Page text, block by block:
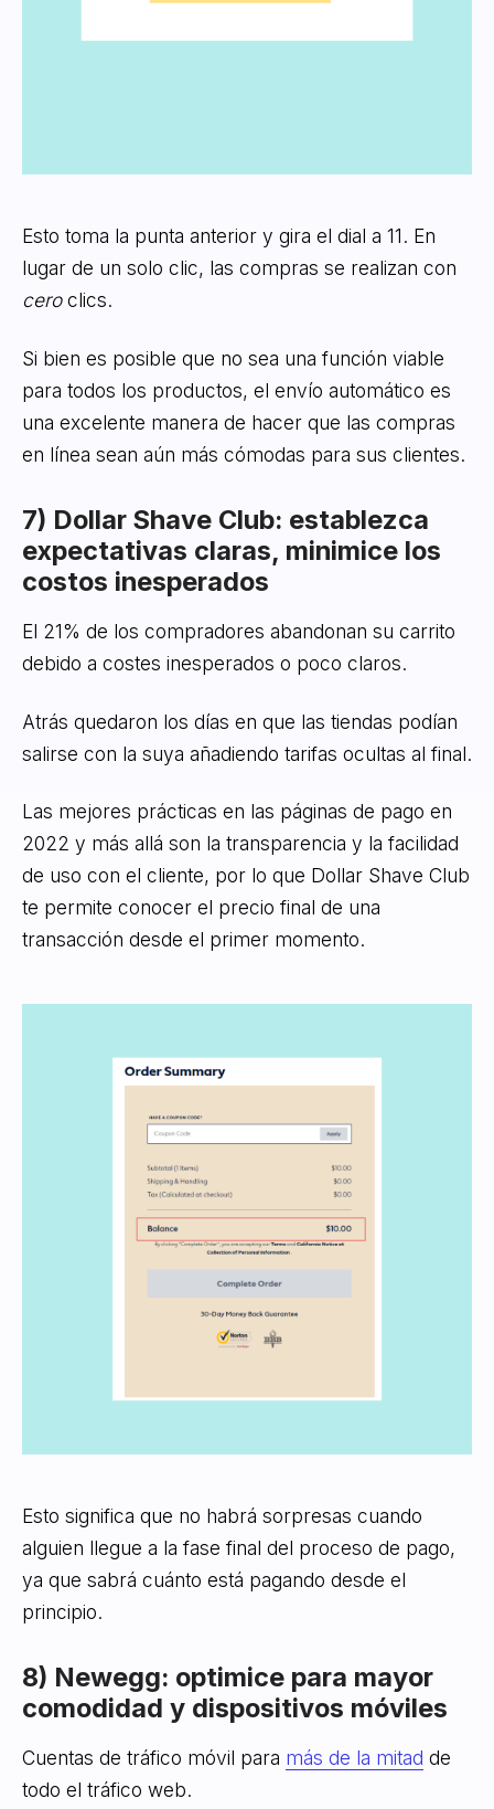
Esto toma la punta anterior y gira el dial a 11. En
lugar de un solo clic, las compras se realizan con
ceroclics.
Si bien es posible que no sea una función viable
para todos los productos, el envío automático es
una excelente manera de hacer que las compras
en línea sean aún más cómodas para sus clientes.
7) Dollar Shave Club: establezca
expectativas claras, minimice los
costos inesperados
El 21% de los compradores abandonan su carrito
debido a costes inesperados o poco claros.
Atrás quedaron los días en que las tiendas podían
salirse con la suya añadiendo tarifas ocultas al final.
Las mejores prácticas en las páginas de pago en
2022 y más allá son la transparencia y la facilidad
de uso con el cliente, por lo que Dollar Shave Club
te permite conocer el precio final de una
transacción desde el primer momento.
Esto significa que no habrá sorpresas cuando
alguien llegue a la fase final del proceso de pago,
ya que sabrá cuánto está pagando desde el
principio.
8) Newegg: optimice para mayor
comodidad y dispositivos móviles
Cuentas de tráfico móvil para más de la mitad de
todo el tráfico web.